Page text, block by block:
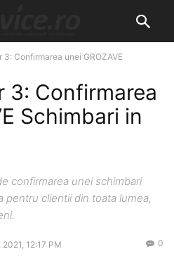
3: Confirmarea unei GROZAVE
3: Confirmarea
Schimbari in
confirmarea unei schimbari
pentru clientii din toata lumea,
12:17 PM 0